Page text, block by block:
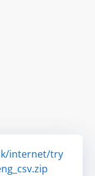
internet/try